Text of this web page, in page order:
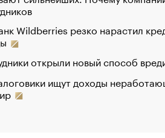
Wildberries резко нарастил
открыли новый способ
ищут доходы